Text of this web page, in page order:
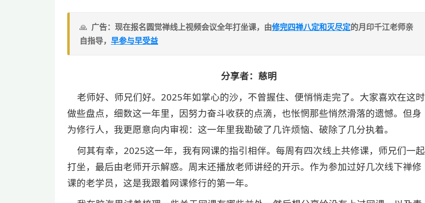
广告：现在报名圆觉禅线上视频会议全年打坐课，由修完四禅八定和灭尽定的月印千江老师亲
自指导， 早参与早受益
分享者：慈明
老师好、师兄们好。2025年如掌心的沙，不曾握住、便悄悄走完了。大家喜欢在这时
做些盘点，细数这一年里，因努力奋斗收获的点滴，也怅惘那些悄然滑落的遗憾。但身
为修行人，我更愿意向内审视：这一年里我勘破了几许烦恼、破除了几分执着。
何其有幸，2025这一年，我有网课的指引相伴。每周有四次线上共修课，师兄们一起
打坐，最后由老师开示解惑。周末还播放老师讲经的开示。作为参加过好几次线下禅修
课的老学员，这是我跟着网课修行的第一年。